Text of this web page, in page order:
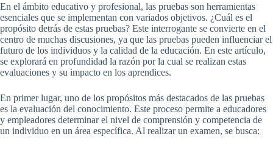
En el ámbito educativo y profesional, las pruebas son herramientas
esenciales que se implementan con variados objetivos. ¿Cuál es el
propósito detrás de estas pruebas? Este interrogante se convierte en el
centro de muchas discusiones, ya que las pruebas pueden influenciar el
futuro de los individuos y la calidad de la educación. En este artículo,
se explorará en profundidad la razón por la cual se realizan estas
evaluaciones y su impacto en los aprendices.
En primer lugar, uno de los propósitos más destacados de las pruebas
es la evaluación del conocimiento. Este proceso permite a educadores
y empleadores determinar el nivel de comprensión y competencia de
un individuo en un área específica. Al realizar un examen, se busca: